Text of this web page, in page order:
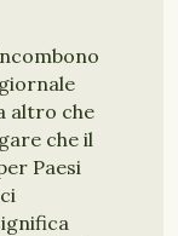
altro che
che il
Paesi